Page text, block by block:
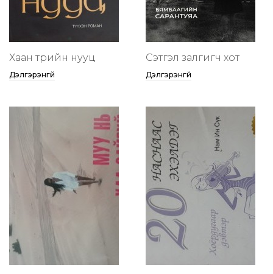
Хаан төрийн нууц
Дэлгэрэнгүй
Сэтгэл залгигч хот
Дэлгэрэнгүй